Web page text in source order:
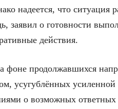
надеется, что ситуация
заявил о готовности
действия.
фоне продолжавшихся
усугублённых
о возможных